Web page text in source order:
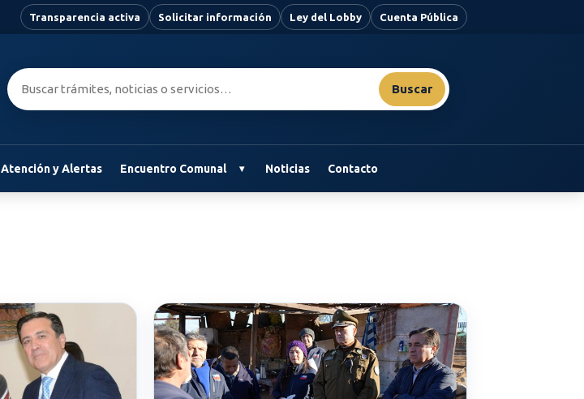
Transparencia activa Solicitar información Ley del Lobby Cuenta Pública
Buscar:
Buscar
Atención y Alertas Encuentro Comunal Noticias Contacto